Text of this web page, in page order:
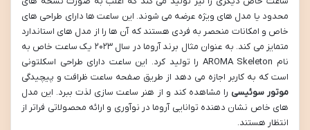
محدود یا مدل های ویژه عرضه می شوند. این ساعت ها دارای طراحی های
خاص و امکانات منحصر به فردی هستند که آن ها را از مدل های استاندارد
متمایز می کند. به عنوان مثال برند آروما در سال ۲۰۲۳ یک ساعت خاص به
نام AROMA Skeleton را تولید کرد. این ساعت دارای طراحی اسکلتونی
است که به کاربر اجازه می دهد از طریق صفحه ساعت ظرافت و پیچیدگی
موتور سوئیسی را مشاهده کند و از هنر ساعت سازی لذت ببرد. این مدل
های خاص نشان دهنده توانایی آروما در نوآوری و ارائه محصولاتی فراتر از
انتظار هستند.